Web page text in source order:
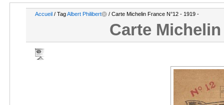
Accueil / TagAlbert Philibert / Carte Michelin France N°12 - 1919 -
Carte Michelin